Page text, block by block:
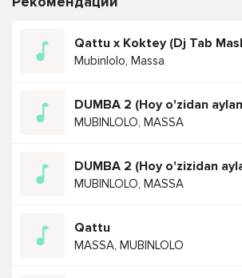
Qattu x Koktey (Dj Tab
Mubinlolo, Massa
MUBINLOLO, MASSA
MUBINLOLO, MASSA
Qattu
MASSA, MUBINLOLO